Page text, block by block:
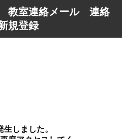
教室連絡メール 連絡
規登録
生しました。